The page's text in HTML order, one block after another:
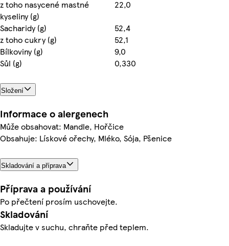
z toho nasycené mastné
kyseliny (g)
22,0
Sacharidy (g)
52,4
z toho cukry (g)
52,1
Bílkoviny (g)
9,0
Sůl (g)
0,330
Složení
Informace o alergenech
Může obsahovat: Mandle, Hořčice
Obsahuje: Lískové ořechy, Mléko, Sója, Pšenice
Skladování a příprava
Příprava a používání
Po přečtení prosím uschovejte.
Skladování
Skladujte v suchu, chraňte před teplem.